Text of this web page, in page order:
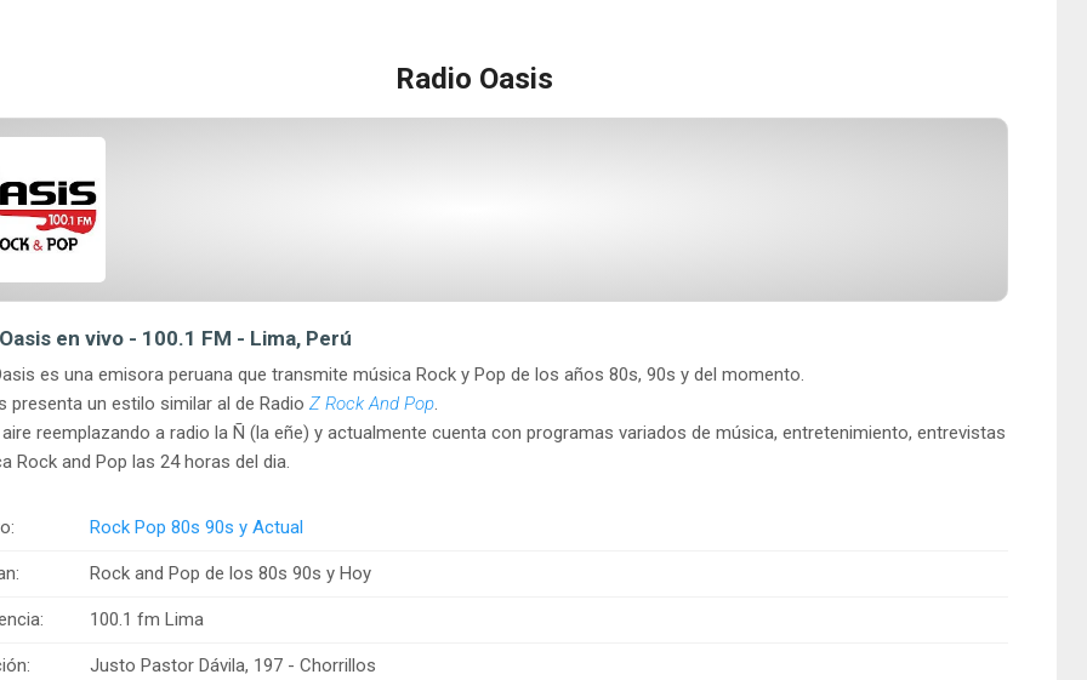
Radio Oasis
en vivo - 100.1 FM - Lima, Perú
es una emisora peruana que transmite música Rock y Pop de los años 80s, 90s y del momento.
presenta un estilo similar al de Radio Z Rock And Pop.
reemplazando a radio la Ñ (la eñe) y actualmente cuenta con programas variados de música, entretenimiento, entrevistas
Rock and Pop las 24 horas del dia.
Rock Pop 80s 90s y Actual
Rock and Pop de los 80s 90s y Hoy
100.1 fm Lima
Justo Pastor Dávila, 197 - Chorrillos